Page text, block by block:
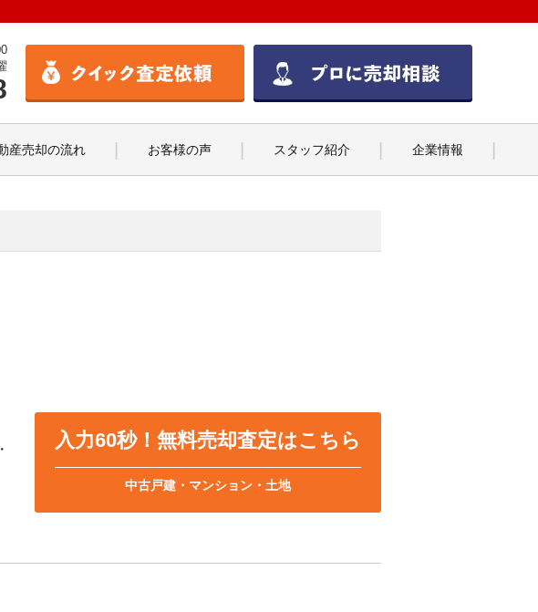
産売却の流れ お客様の声 スタッフ紹介 企業情報
入力60秒！無料売却査定はこちら
中古戸建・マンション・土地